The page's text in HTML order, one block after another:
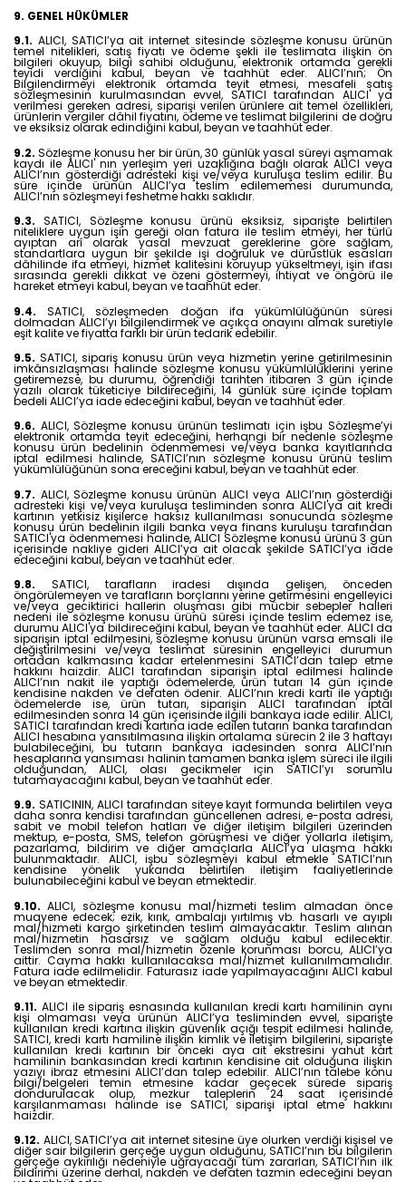
9. GENEL HÜKÜMLER
9.1. ALICI, SATICI’ya ait internet sitesinde sözleşme konusu ürünün
temel nitelikleri, satış fiyatı ve ödeme şekli ile teslimata ilişkin ön
bilgileri okuyup, bilgi sahibi olduğunu, elektronik ortamda gerekli
teyidi verdiğini kabul, beyan ve taahhüt eder. ALICI’nın; Ön
Bilgilendirmeyi elektronik ortamda teyit etmesi, mesafeli satış
sözleşmesinin kurulmasından evvel, SATICI tarafından ALICI' ya
verilmesi gereken adresi, siparişi verilen ürünlere ait temel özellikleri,
ürünlerin vergiler dâhil fiyatını, ödeme ve teslimat bilgilerini de doğru
ve eksiksiz olarak edindiğini kabul, beyan ve taahhüt eder.
9.2. Sözleşme konusu her bir ürün, 30 günlük yasal süreyi aşmamak
kaydı ile ALICI' nın yerleşim yeri uzaklığına bağlı olarak ALICI veya
ALICI’nın gösterdiği adresteki kişi ve/veya kuruluşa teslim edilir. Bu
süre içinde ürünün ALICI’ya teslim edilememesi durumunda,
ALICI’nın sözleşmeyi feshetme hakkı saklıdır.
9.3. SATICI, Sözleşme konusu ürünü eksiksiz, siparişte belirtilen
niteliklere uygun işin gereği olan fatura ile teslim etmeyi, her türlü
ayıptan arî olarak yasal mevzuat gereklerine göre sağlam,
standartlara uygun bir şekilde işi doğruluk ve dürüstlük esasları
dâhilinde ifa etmeyi, hizmet kalitesini koruyup yükseltmeyi, işin ifası
sırasında gerekli dikkat ve özeni göstermeyi, ihtiyat ve öngörü ile
hareket etmeyi kabul, beyan ve taahhüt eder.
9.4. SATICI, sözleşmeden doğan ifa yükümlülüğünün süresi
dolmadan ALICI’yı bilgilendirmek ve açıkça onayını almak suretiyle
eşit kalite ve fiyatta farklı bir ürün tedarik edebilir.
9.5. SATICI, sipariş konusu ürün veya hizmetin yerine getirilmesinin
imkânsızlaşması halinde sözleşme konusu yükümlülüklerini yerine
getiremezse, bu durumu, öğrendiği tarihten itibaren 3 gün içinde
yazılı olarak tüketiciye bildireceğini, 14 günlük süre içinde toplam
bedeli ALICI’ya iade edeceğini kabul, beyan ve taahhüt eder.
9.6. ALICI, Sözleşme konusu ürünün teslimatı için işbu Sözleşme’yi
elektronik ortamda teyit edeceğini, herhangi bir nedenle sözleşme
konusu ürün bedelinin ödenmemesi ve/veya banka kayıtlarında
iptal edilmesi halinde, SATICI’nın sözleşme konusu ürünü teslim
yükümlülüğünün sona ereceğini kabul, beyan ve taahhüt eder.
9.7. ALICI, Sözleşme konusu ürünün ALICI veya ALICI’nın gösterdiği
adresteki kişi ve/veya kuruluşa tesliminden sonra ALICI'ya ait kredi
kartının yetkisiz kişilerce haksız kullanılması sonucunda sözleşme
konusu ürün bedelinin ilgili banka veya finans kuruluşu tarafından
SATICI'ya ödenmemesi halinde, ALICI Sözleşme konusu ürünü 3 gün
içerisinde nakliye gideri ALICI’ya ait olacak şekilde SATICI’ya iade
edeceğini kabul, beyan ve taahhüt eder.
9.8. SATICI, tarafların iradesi dışında gelişen, önceden
öngörülemeyen ve tarafların borçlarını yerine getirmesini engelleyici
ve/veya geciktirici hallerin oluşması gibi mücbir sebepler halleri
nedeni ile sözleşme konusu ürünü süresi içinde teslim edemez ise,
durumu ALICI'ya bildireceğini kabul, beyan ve taahhüt eder. ALICI da
siparişin iptal edilmesini, sözleşme konusu ürünün varsa emsali ile
değiştirilmesini ve/veya teslimat süresinin engelleyici durumun
ortadan kalkmasına kadar ertelenmesini SATICI’dan talep etme
hakkını haizdir. ALICI tarafından siparişin iptal edilmesi halinde
ALICI’nın nakit ile yaptığı ödemelerde, ürün tutarı 14 gün içinde
kendisine nakden ve defaten ödenir. ALICI’nın kredi kartı ile yaptığı
ödemelerde ise, ürün tutarı, siparişin ALICI tarafından iptal
edilmesinden sonra 14 gün içerisinde ilgili bankaya iade edilir. ALICI,
SATICI tarafından kredi kartına iade edilen tutarın banka tarafından
ALICI hesabına yansıtılmasına ilişkin ortalama sürecin 2 ile 3 haftayı
bulabileceğini, bu tutarın bankaya iadesinden sonra ALICI’nın
hesaplarına yansıması halinin tamamen banka işlem süreci ile ilgili
olduğundan, ALICI, olası gecikmeler için SATICI’yı sorumlu
tutamayacağını kabul, beyan ve taahhüt eder.
9.9. SATICININ, ALICI tarafından siteye kayıt formunda belirtilen veya
daha sonra kendisi tarafından güncellenen adresi, e-posta adresi,
sabit ve mobil telefon hatları ve diğer iletişim bilgileri üzerinden
mektup, e-posta, SMS, telefon görüşmesi ve diğer yollarla iletişim,
pazarlama, bildirim ve diğer amaçlarla ALICI’ya ulaşma hakkı
bulunmaktadır. ALICI, işbu sözleşmeyi kabul etmekle SATICI’nın
kendisine yönelik yukarıda belirtilen iletişim faaliyetlerinde
bulunabileceğini kabul ve beyan etmektedir.
9.10. ALICI, sözleşme konusu mal/hizmeti teslim almadan önce
muayene edecek; ezik, kırık, ambalajı yırtılmış vb. hasarlı ve ayıplı
mal/hizmeti kargo şirketinden teslim almayacaktır. Teslim alınan
mal/hizmetin hasarsız ve sağlam olduğu kabul edilecektir.
Teslimden sonra mal/hizmetin özenle korunması borcu, ALICI’ya
aittir. Cayma hakkı kullanılacaksa mal/hizmet kullanılmamalıdır.
Fatura iade edilmelidir. Faturasız iade yapılmayacağını ALICI kabul
ve beyan etmektedir.
9.11. ALICI ile sipariş esnasında kullanılan kredi kartı hamilinin aynı
kişi olmaması veya ürünün ALICI’ya tesliminden evvel, siparişte
kullanılan kredi kartına ilişkin güvenlik açığı tespit edilmesi halinde,
SATICI, kredi kartı hamiline ilişkin kimlik ve iletişim bilgilerini, siparişte
kullanılan kredi kartının bir önceki aya ait ekstresini yahut kart
hamilinin bankasından kredi kartının kendisine ait olduğuna ilişkin
yazıyı ibraz etmesini ALICI’dan talep edebilir. ALICI’nın talebe konu
bilgi/belgeleri temin etmesine kadar geçecek sürede sipariş
dondurulacak olup, mezkur taleplerin 24 saat içerisinde
karşılanmaması halinde ise SATICI, siparişi iptal etme hakkını
haizdir.
9.12. ALICI, SATICI’ya ait internet sitesine üye olurken verdiği kişisel ve
diğer sair bilgilerin gerçeğe uygun olduğunu, SATICI’nın bu bilgilerin
gerçeğe aykırılığı nedeniyle uğrayacağı tüm zararları, SATICI’nın ilk
bildirimi üzerine derhal, nakden ve defaten tazmin edeceğini beyan